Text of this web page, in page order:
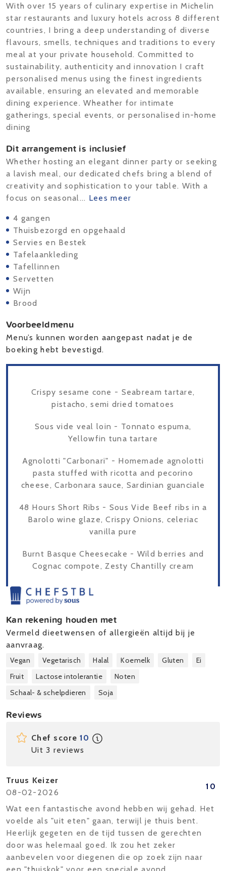
With over 15 years of culinary expertise in Michelin
star restaurants and luxury hotels across 8 different
countries, I bring a deep understanding of diverse
flavours, smells, techniques and traditions to every
meal at your private household. Committed to
sustainability, authenticity and innovation I craft
personalised menus using the finest ingredients
available, ensuring an elevated and memorable
dining experience. Wheather for intimate
gatherings, special events, or personalised in-home
dining
Dit arrangement is inclusief
Whether hosting an elegant dinner party or seeking
a lavish meal, our dedicated chefs bring a blend of
creativity and sophistication to your table. With a
focus on seasonal... Lees meer
4 gangen
Thuisbezorgd en opgehaald
Servies en Bestek
Tafelaankleding
Tafellinnen
Servetten
Wijn
Brood
Voorbeeldmenu
Menu’s kunnen worden aangepast nadat je de
boeking hebt bevestigd.
Crispy sesame cone - Seabream tartare,
pistacho, semi dried tomatoes
Sous vide veal loin - Tonnato espuma,
Yellowfin tuna tartare
Agnolotti "Carbonari" - Homemade agnolotti
pasta stuffed with ricotta and pecorino
cheese, Carbonara sauce, Sardinian guanciale
48 Hours Short Ribs - Sous Vide Beef ribs in a
Barolo wine glaze, Crispy Onions, celeriac
vanilla pure
Burnt Basque Cheesecake - Wild berries and
Cognac compote, Zesty Chantilly cream
Kan rekening houden met
Vermeld dieetwensen of allergieën altijd bij je
aanvraag.
Vegan Vegetarisch Halal Koemelk Gluten
Ei
Fruit
Lactose intolerantie
Noten
Schaal- & schelpdieren
Soja
Reviews
Chef score10
Uit 3 reviews
Truus Keizer
08-02-2026
10
Wat een fantastische avond hebben wij gehad. Het
voelde als "uit eten" gaan, terwijl je thuis bent.
Heerlijk gegeten en de tijd tussen de gerechten
door was helemaal goed. Ik zou het zeker
aanbevelen voor diegenen die op zoek zijn naar